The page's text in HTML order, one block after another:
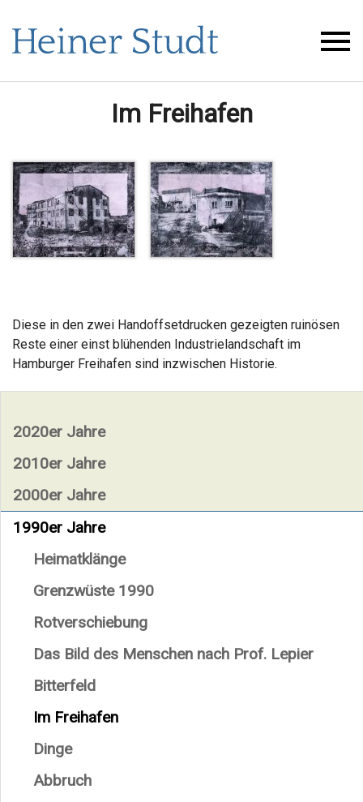
Im Freihafen
Diese in den zwei Handoffsetdrucken gezeigten ruinösen
Reste einer einst blühenden Industrielandschaft im
Hamburger Freihafen sind inzwischen Historie.
2020er Jahre
2010er Jahre
2000er Jahre
1990er Jahre
Heimatklänge
Grenzwüste 1990
Rotverschiebung
Das Bild des Menschen nach Prof. Lepier
Bitterfeld
Im Freihafen
Dinge
Abbruch